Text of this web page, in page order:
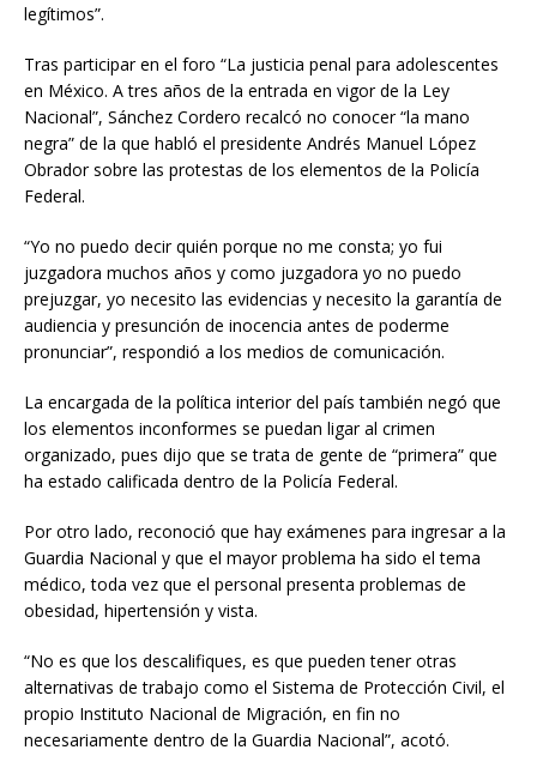
legítimos”.
Tras participar en el foro “La justicia penal para adolescentes
en México. A tres años de la entrada en vigor de la Ley
Nacional”, Sánchez Cordero recalcó no conocer “la mano
negra” de la que habló el presidente Andrés Manuel López
Obrador sobre las protestas de los elementos de la Policía
Federal.
“Yo no puedo decir quién porque no me consta; yo fui
juzgadora muchos años y como juzgadora yo no puedo
prejuzgar, yo necesito las evidencias y necesito la garantía de
audiencia y presunción de inocencia antes de poderme
pronunciar”, respondió a los medios de comunicación.
La encargada de la política interior del país también negó que
los elementos inconformes se puedan ligar al crimen
organizado, pues dijo que se trata de gente de “primera” que
ha estado calificada dentro de la Policía Federal.
Por otro lado, reconoció que hay exámenes para ingresar a la
Guardia Nacional y que el mayor problema ha sido el tema
médico, toda vez que el personal presenta problemas de
obesidad, hipertensión y vista.
“No es que los descalifiques, es que pueden tener otras
alternativas de trabajo como el Sistema de Protección Civil, el
propio Instituto Nacional de Migración, en fin no
necesariamente dentro de la Guardia Nacional”, acotó.